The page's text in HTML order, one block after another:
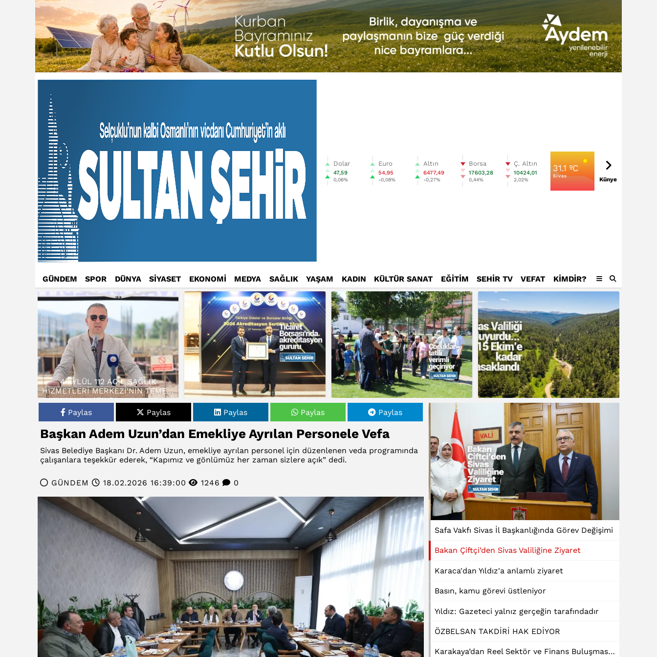
Dolar
47,59
0,06%
Euro
54,95
-0,08%
Altın
6477,49
-0,27%
Borsa
17603,28
0,44%
Ç. Altın
10424,01
2,02%
31.1 ºC
Sivas
Künye
GÜNDEM SPOR DÜNYA SİYASET EKONOMİ MEDYA SAĞLIK YAŞAM KADIN KÜLTÜR SANAT EĞİTİM SEHİR TV VEFAT KIMDIR?
4 EYLÜL 112 ACİL SAĞLIK
HİZMETLERİ MERKEZİ’NİN TEMELİ
ATILDI…
Paylas
Paylas Paylas Paylas Paylas
Başkan Adem Uzun’dan Emekliye Ayrılan Personele Vefa
Sivas Belediye Başkanı Dr. Adem Uzun, emekliye ayrılan personel için düzenlenen veda programında
çalışanlara teşekkür ederek, “Kapımız ve gönlümüz her zaman sizlere açık” dedi.
GÜNDEM 18.02.2026 16:39:00 1246 0
Safa Vakfı Sivas İl Başkanlığında Görev Değişimi
Bakan Çiftçi’den Sivas Valiliğine Ziyaret
Karaca'dan Yıldız'a anlamlı ziyaret
Basın, kamu görevi üstleniyor
Yıldız: Gazeteci yalnız gerçeğin tarafındadır
ÖZBELSAN TAKDİRİ HAK EDİYOR
Karakaya’dan Reel Sektör ve Finans Buluşmasında "Dinamik Kredi" Talebi